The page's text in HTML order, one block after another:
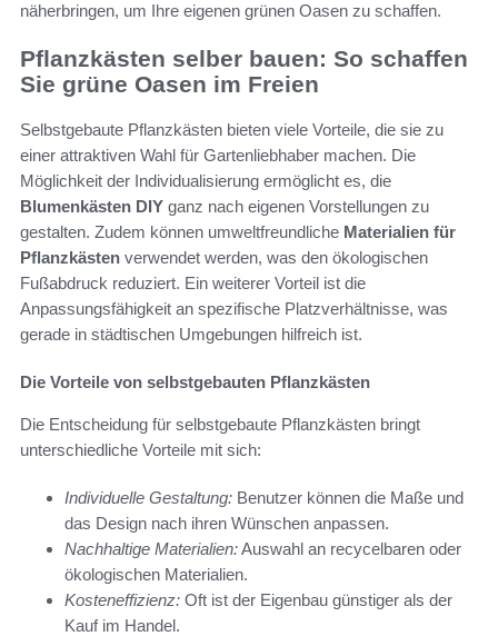
näherbringen, um Ihre eigenen grünen Oasen zu schaffen.
Pflanzkästen selber bauen: So schaffen
Sie grüne Oasen im Freien
Selbstgebaute Pflanzkästen bieten viele Vorteile, die sie zu
einer attraktiven Wahl für Gartenliebhaber machen. Die
Möglichkeit der Individualisierung ermöglicht es, die
Blumenkästen DIY ganz nach eigenen Vorstellungen zu
gestalten. Zudem können umweltfreundliche Materialien für
Pflanzkästen verwendet werden, was den ökologischen
Fußabdruck reduziert. Ein weiterer Vorteil ist die
Anpassungsfähigkeit an spezifische Platzverhältnisse, was
gerade in städtischen Umgebungen hilfreich ist.
Die Vorteile von selbstgebauten Pflanzkästen
Die Entscheidung für selbstgebaute Pflanzkästen bringt
unterschiedliche Vorteile mit sich:
Individuelle Gestaltung: Benutzer können die Maße und
das Design nach ihren Wünschen anpassen.
Nachhaltige Materialien:Auswahl an recycelbaren oder
ökologischen Materialien.
Kosteneffizienz: Oft ist der Eigenbau günstiger als der
Kauf im Handel.